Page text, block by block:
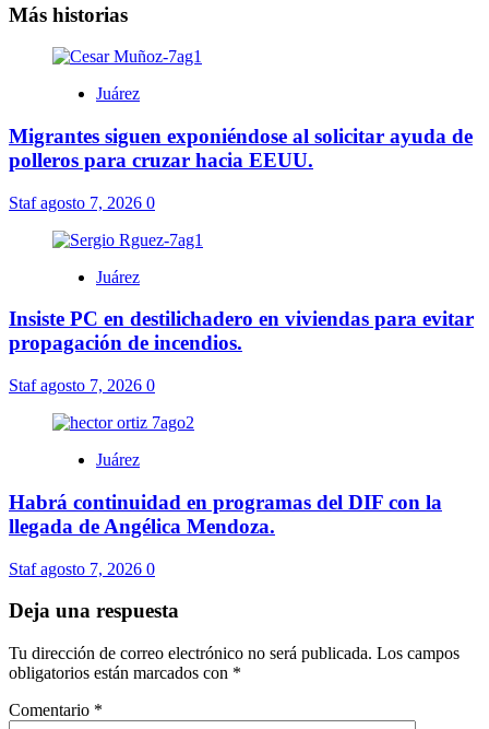
entradas
Más historias
Juárez
Migrantes siguen exponiéndose al solicitar ayuda de
polleros para cruzar hacia EEUU.
Stafagosto 7, 2026 0
Juárez
Insiste PC en destilichadero en viviendas para evitar
propagación de incendios.
Stafagosto 7, 2026 0
Juárez
Habrá continuidad en programas del DIF con la
llegada de Angélica Mendoza.
Stafagosto 7, 2026 0
Deja una respuesta
Tu dirección de correo electrónico no será publicada. Los campos
obligatorios están marcados con *
Comentario *